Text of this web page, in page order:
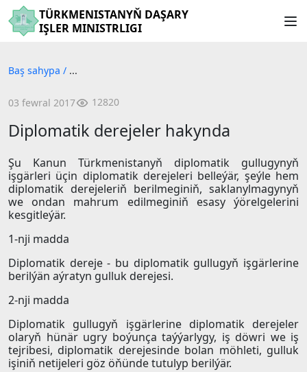
TÜRKMENISTANYŇ DAŞARY
IŞLER MINISTRLIGI
Baş sahypa / ...
03 fewral 2017 12820
Diplomatik derejeler hakynda
Şu Kanun Türkmenistanyň diplomatik gullugynyň
işgärleri üçin diplomatik derejeleri belleýär, şeýle hem
diplomatik derejeleriň berilmeginiň, saklanylmagynyň
we ondan mahrum edilmeginiň esasy ýörelgelerini
kesgitleýär.
1-nji madda
Diplomatik dereje - bu diplomatik gullugyň işgärlerine
berilýän aýratyn gulluk derejesi.
2-nji madda
Diplomatik gullugyň işgärlerine diplomatik derejeler
olaryň hünär ugry boýunça taýýarlygy, iş döwri we iş
tejribesi, diplomatik derejesinde bolan möhleti, gulluk
işiniň netijeleri göz öňünde tutulyp berilýär.